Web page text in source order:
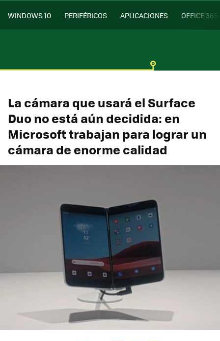
WINDOWS 10 PERIFÉRICOS APLICACIONES OFFICE 365
La cámara que usará el Surface
Duo no está aún decidida: en
Microsoft trabajan para lograr un
cámara de enorme calidad